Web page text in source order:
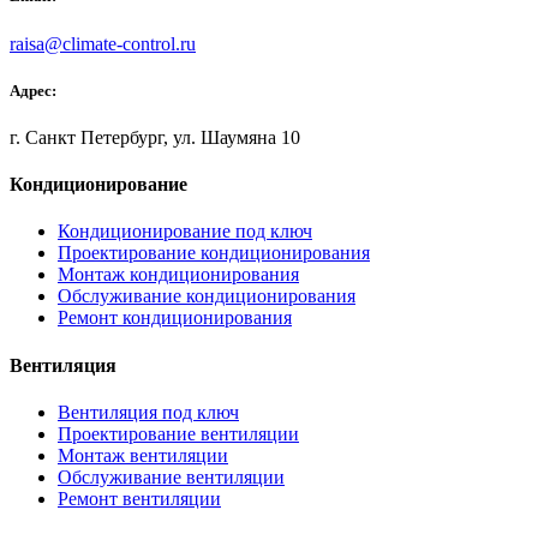
raisa@climate-control.ru
Адрес:
г. Санкт Петербург, ул. Шаумяна 10
Кондиционирование
Кондиционирование под ключ
Проектирование кондиционирования
Монтаж кондиционирования
Обслуживание кондиционирования
Ремонт кондиционирования
Вентиляция
Вентиляция под ключ
Проектирование вентиляции
Монтаж вентиляции
Обслуживание вентиляции
Ремонт вентиляции